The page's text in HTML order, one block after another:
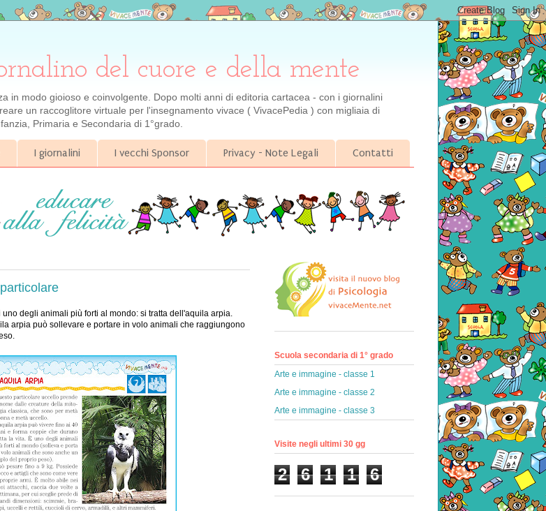
del cuore e della mente
in modo gioioso e coinvolgente. Dopo molti anni di editoria cartacea - con i giornalini
un raccoglitore virtuale per l'insegnamento vivace ( VivacePedia ) con migliaia di
Primaria e Secondaria di 1°grado.
I giornalini I vecchi Sponsor Privacy - Note Legali Contatti
uno degli animali più forti al mondo: si tratta dell'aquila arpia.
arpia può sollevare e portare in volo animali che raggiungono
Scuola secondaria di 1° grado
Arte e immagine - classe 1
Arte e immagine - classe 2
Arte e immagine - classe 3
Visite negli ultimi 30 gg
2 6 1 1 6